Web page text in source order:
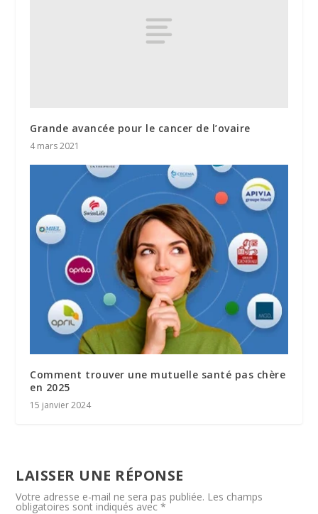
Grande avancée pour le cancer de l’ovaire
4 mars 2021
Comment trouver une mutuelle santé pas chère
en 2025
15 janvier 2024
LAISSER UNE RÉPONSE
Votre adresse e-mail ne sera pas publiée. Les champs
obligatoires sont indiqués avec*